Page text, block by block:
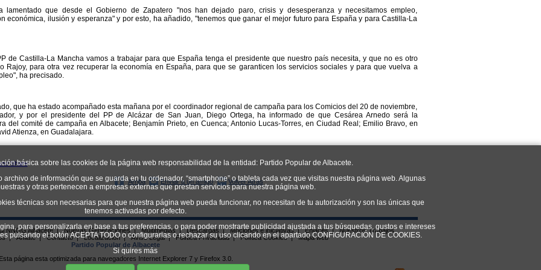
básica sobre las cookies de la página web responsabilidad de la entidad: Partido Popular de Albacete.
de información que se guarda en tu ordenador, “smartphone” o tableta cada vez que visitas nuestra página web. Algunas
y otras pertenecen a empresas externas que prestan servicios para nuestra página web.
técnicas son necesarias para que nuestra página web pueda funcionar, no necesitan de tu autorización y son las únicas que
tenemos activadas por defecto.
para personalizarla en base a tus preferencias, o para poder mostrarte publicidad ajustada a tus búsquedas, gustos e intereses
pulsando el botón ACEPTA TODO o configurarlas o rechazar su uso clicando en el apartado CONFIGURACIÓN DE COOKIES.
Si quires más
lamentado que desde el Gobierno de Zapatero "nos han dejado paro, crisis y desesperanza y necesitamos empleo,
económica, ilusión y esperanza" y por esto, ha añadido, "tenemos que ganar el mejor futuro para España y para Castilla-La
de Castilla-La Mancha vamos a trabajar para que España tenga el presidente que nuestro país necesita, y que no es otro
Rajoy, para otra vez recuperar la economía en España, para que se garanticen los servicios sociales y para que vuelva a
ha precisado.
que ha estado acompañado esta mañana por el coordinador regional de campaña para los Comicios del 20 de noviembre,
y por el presidente del PP de Alcázar de San Juan, Diego Ortega, ha informado de que Cesárea Arnedo será la
del comité de campaña en Albacete; Benjamín Prieto, en Cuenca; Antonio Lucas-Torres, en Ciudad Real; Emilio Bravo, en
Atienza, en Guadalajara.
Arriba Enviar a un amigo Volver Atrás
NNGG Albacete | Nuevas Generaciones | Multimedias | Descargas | Mociones e iniciativas | Enlaces |
Nuestros Trabajos
| Afíliate | Contacto | Localizacion | Aviso Legal | Política Privacidad | Política Cookies |
Mapa web
Partido Popular de Albacete
Esta página esta optimizada para navegadores Internet Explorer 7 y Firefox 3.0.